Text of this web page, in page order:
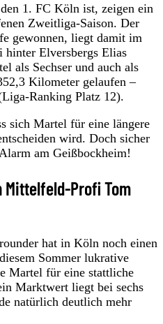
1. FC Köln ist, zeigen ein
Zweitliga-Saison. Der
gewonnen, liegt damit im
Elversbergs Elias
als Sechser und auch als
Kilometer gelaufen –
Ranking Platz 12).
sich Martel für eine längere
wird. Doch sicher
am Geißbockheim!
Mittelfeld-Profi Tom
hat in Köln noch einen
Sommer lukrative
Martel für eine stattliche
Marktwert liegt bei sechs
natürlich deutlich mehr